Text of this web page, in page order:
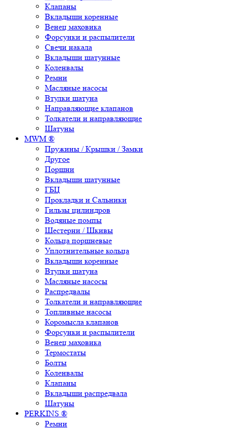
Клапаны
Вкладыши коренные
Венец маховика
Форсунки и распылители
Свечи накала
Вкладыши шатунные
Коленвалы
Ремни
Масляные насосы
Втулки шатуна
Направляющие клапанов
Толкатели и направляющие
Шатуны
MWM ®
Пружины / Крышки / Замки
Другое
Поршни
Вкладыши шатунные
ГБЦ
Прокладки и Сальники
Гильзы цилиндров
Водяные помпы
Шестерни / Шкивы
Кольца поршневые
Уплотнительные кольца
Вкладыши коренные
Втулки шатуна
Масляные насосы
Распредвалы
Толкатели и направляющие
Топливные насосы
Коромысла клапанов
Форсунки и распылители
Венец маховика
Термостаты
Болты
Коленвалы
Клапаны
Вкладыши распредвала
Шатуны
PERKINS ®
Ремни